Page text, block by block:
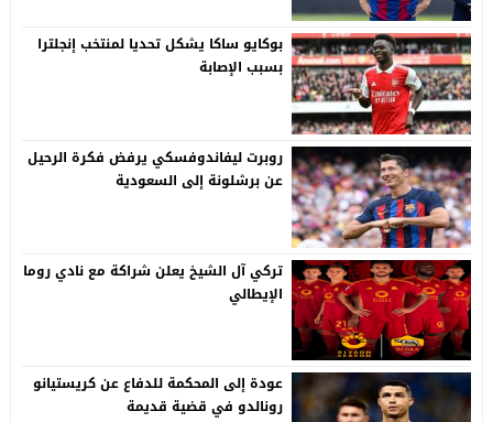
بوكايو ساكا يشكل تحديا لمنتخب إنجلترا
بسبب الإصابة
روبرت ليفاندوفسكي يرفض فكرة الرحيل
عن برشلونة إلى السعودية
تركي آل الشيخ يعلن شراكة مع نادي روما
الإيطالي
عودة إلى المحكمة للدفاع عن كريستيانو
رونالدو في قضية قديمة